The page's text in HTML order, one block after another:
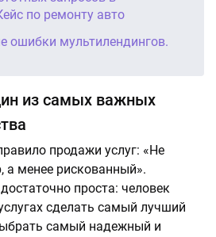
по ремонту авто
ошибки мультилендингов.
из самых важных
продажи услуг: «Не
менее рискованный».
проста: человек
сделать самый лучший
самый надежный и